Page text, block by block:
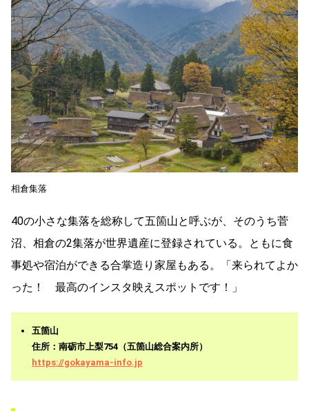
相倉集落
40の小さな集落を総称して五箇山と呼ぶが、そのうち菅
沼、相倉の2集落が世界遺産に登録されている。ともに食
事処や宿泊ができる合掌造り家屋もある。「来られてよか
った！ 最高のインスタ映えスポットです！」
五箇山
住所：南砺市上梨754（五箇山総合案内所）
https://gokayama-info.jp